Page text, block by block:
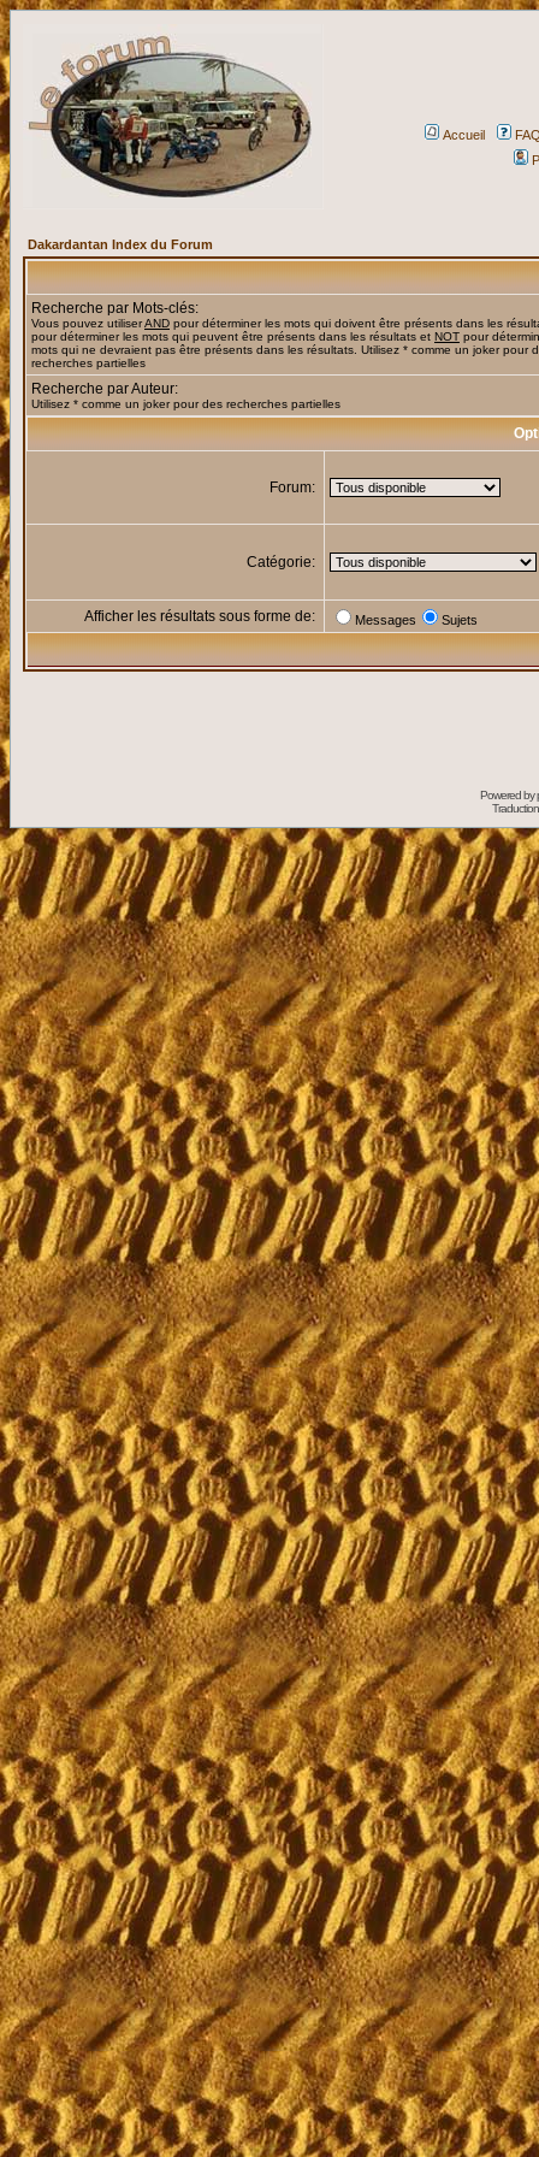
Accueil
Dakardantan Index du Forum
Recherche par Mots-clés:
Vous pouvez utiliserAND pour déterminer les mots qui doivent être présents dans les
pour déterminer les mots qui peuvent être présents dans les résultats et NOT pour
mots qui ne devraient pas être présents dans les résultats. Utilisez * comme un joker pour
recherches partielles
Recherche par Auteur:
Utilisez * comme un joker pour des recherches partielles
Forum:
Catégorie:
Afficher les résultats sous forme de: Messages Sujets
Powered by